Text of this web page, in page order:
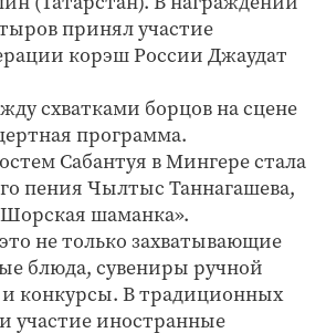
принял участие
корэш России Джаудат
схватками борцов на сцене
программа.
Сабантуя в Мингере стала
пения Чылтыс Таннагашева,
шаманка».
не только захватывающие
блюда, сувениры ручной
конкурсы. В традиционных
участие иностранные